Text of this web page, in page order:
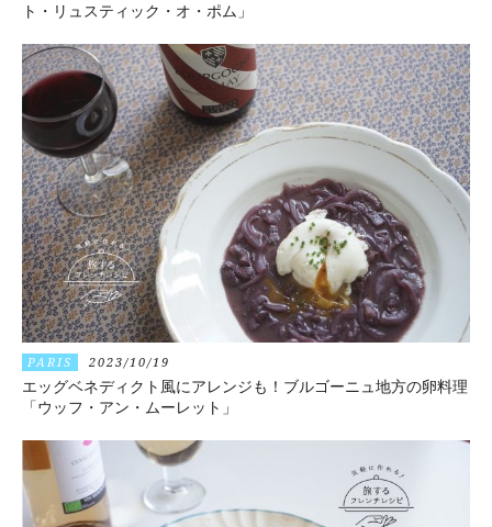
ト・リュスティック・オ・ポム」
PARIS 2023/10/19
エッグベネディクト風にアレンジも！ブルゴーニュ地方の卵料理
「ウッフ・アン・ムーレット」